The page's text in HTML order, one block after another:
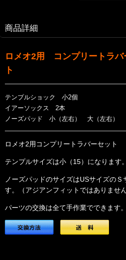
商品詳細
ロメオ2用 コンプリートラ
ト
テンプルショック 小2個
イアーソックス 2本
ノーズパッド 小（左右） 大（左右）
ロメオ2用コンプリートラバーセット
テンプルサイズは小（15）になります。
ノーズパッドのサイズはUSサイズの
す。（アジアンフィットではありません
パーツの交換は全て手作業でできます。